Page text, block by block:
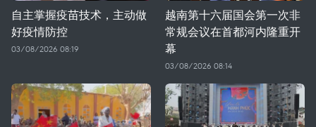
自主掌握疫苗技术，主动做
好疫情防控
03/08/2026 08:19
越南第十六届国会第一次非
常规会议在首都河内隆重开
幕
03/08/2026 08:14